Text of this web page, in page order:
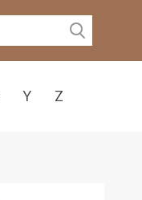
Y Z